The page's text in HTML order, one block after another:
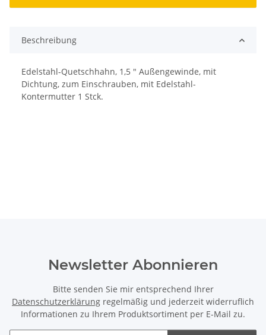
Beschreibung
Edelstahl-Quetschhahn, 1,5 " Außengewinde, mit
Dichtung, zum Einschrauben, mit Edelstahl-
Kontermutter 1 Stck.
Newsletter Abonnieren
Bitte senden Sie mir entsprechend Ihrer
Datenschutzerklärung regelmäßig und jederzeit widerruflich
Informationen zu Ihrem Produktsortiment per E-Mail zu.